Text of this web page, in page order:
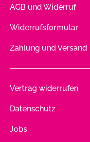
AGB und Widerruf
Widerrufsformular
Zahlung und Versand
Vertrag widerrufen
Datenschutz
Jobs